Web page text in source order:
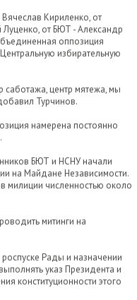
Кириленко, от
от БЮТ - Александр
оппозиция
избирательную
саботажа, центр мятежа, мы
Турчинов.
намерена постоянно
БЮТ и НСНУ начали
на Майдане Независимости.
милиции численностью около
митинги на
Рады и назначении
указ Президента и
конституционности этого